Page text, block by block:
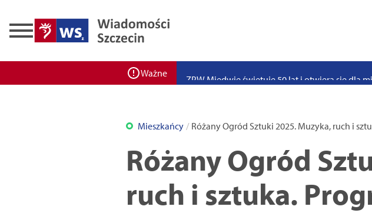
Ważne
Mieszkańcy Różany Ogród Sztuki 2025. Muzyka, ruch i
Różany Ogród
ruch i sztuka.